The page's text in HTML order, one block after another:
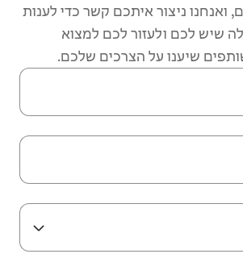
ואנחנו ניצור איתכם קשר כדי לענות
שיש לכם ולעזור לכם למצוא
שיענו על הצרכים שלכם.